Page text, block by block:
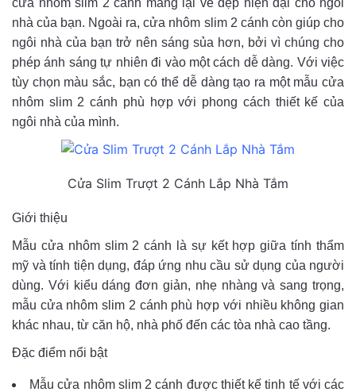
cửa nhôm slim 2 cánh mang lại vẻ đẹp hiện đại cho ngôi
nhà của bạn. Ngoài ra, cửa nhôm slim 2 cánh còn giúp cho
ngôi nhà của bạn trở nên sáng sủa hơn, bởi vì chúng cho
phép ánh sáng tự nhiên đi vào một cách dễ dàng. Với việc
tùy chọn màu sắc, bạn có thể dễ dàng tạo ra một mẫu cửa
nhôm slim 2 cánh phù hợp với phong cách thiết kế của
ngôi nhà của mình.
Cửa Slim Trượt 2 Cánh Lắp Nhà Tắm
Giới thiệu
Mẫu cửa nhôm slim 2 cánh là sự kết hợp giữa tính thẩm
mỹ và tính tiện dụng, đáp ứng nhu cầu sử dụng của người
dùng. Với kiểu dáng đơn giản, nhẹ nhàng và sang trọng,
mẫu cửa nhôm slim 2 cánh phù hợp với nhiều không gian
khác nhau, từ căn hộ, nhà phố đến các tòa nhà cao tầng.
Đặc điểm nổi bật
Mẫu cửa nhôm slim 2 cánh được thiết kế tinh tế với các